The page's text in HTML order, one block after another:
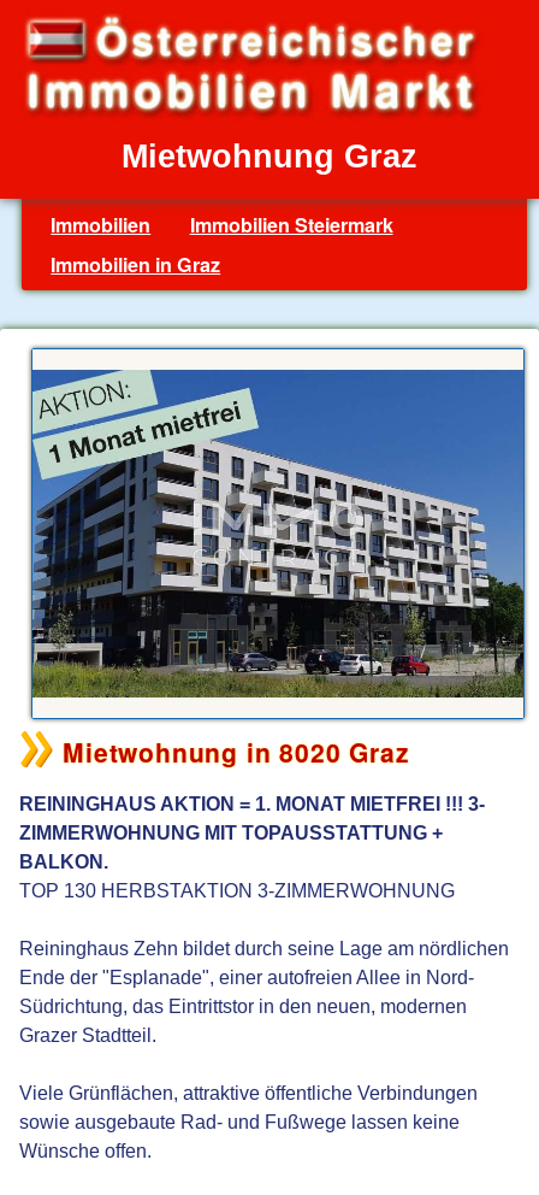
Mietwohnung Graz
Immobilien
Immobilien Steiermark
Immobilien in Graz
Mietwohnung in 8020 Graz
REININGHAUS AKTION = 1. MONAT MIETFREI !!! 3-
ZIMMERWOHNUNG MIT TOPAUSSTATTUNG +
BALKON.
TOP 130 HERBSTAKTION 3-ZIMMERWOHNUNG
Reininghaus Zehn bildet durch seine Lage am nördlichen
Ende der "Esplanade", einer autofreien Allee in Nord-
Südrichtung, das Eintrittstor in den neuen, modernen
Grazer Stadtteil.
Viele Grünflächen, attraktive öffentliche Verbindungen
sowie ausgebaute Rad- und Fußwege lassen keine
Wünsche offen.